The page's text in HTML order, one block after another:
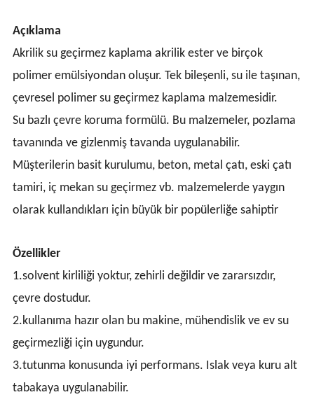
Açıklama
Akrilik su geçirmez kaplama akrilik ester ve birçok
polimer emülsiyondan oluşur. Tek bileşenli, su ile taşınan,
çevresel polimer su geçirmez kaplama malzemesidir.
Su bazlı çevre koruma formülü. Bu malzemeler, pozlama
tavanında ve gizlenmiş tavanda uygulanabilir.
Müşterilerin basit kurulumu, beton, metal çatı, eski çatı
tamiri, iç mekan su geçirmez vb. malzemelerde yaygın
olarak kullandıkları için büyük bir popülerliğe sahiptir
Özellikler
1.solvent kirliliği yoktur, zehirli değildir ve zararsızdır,
çevre dostudur.
2.kullanıma hazır olan bu makine, mühendislik ve ev su
geçirmezliği için uygundur.
3.tutunma konusunda iyi performans. Islak veya kuru alt
tabakaya uygulanabilir.